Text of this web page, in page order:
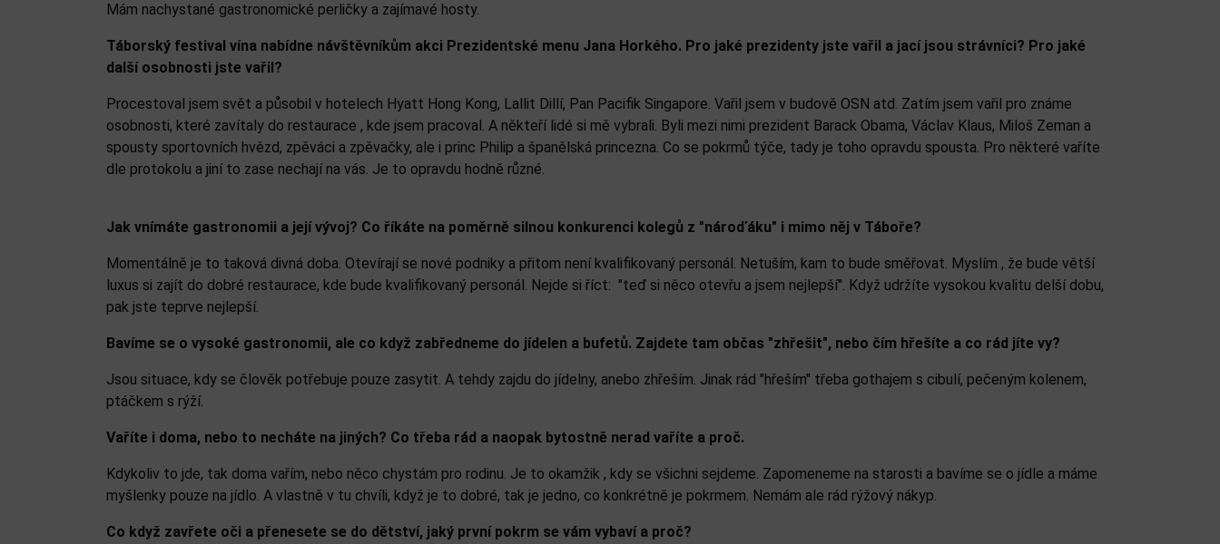
Mám nachystané gastronomické perličky a zajímavé hosty.
Táborský festival vína nabídne návštěvníkům akci Prezidentské menu Jana Horkého. Pro jaké prezidenty jste vařil a jací jsou strávníci? Pro jaké
další osobnosti jste vařil?
Procestoval jsem svět a působil v hotelech Hyatt Hong Kong, Lallit Dillí, Pan Pacifik Singapore. Vařil jsem v budově OSN atd. Zatím jsem vařil pro známe
osobnosti, které zavítaly do restaurace , kde jsem pracoval. A někteří lidé si mě vybrali. Byli mezi nimi prezident Barack Obama, Václav Klaus, Miloš Zeman a
spousty sportovních hvězd, zpěváci a zpěvačky, ale i princ Philip a španělská princezna. Co se pokrmů týče, tady je toho opravdu spousta. Pro některé vaříte
dle protokolu a jiní to zase nechají na vás. Je to opravdu hodně různé.
Jak vnímáte gastronomii a její vývoj? Co říkáte na poměrně silnou konkurenci kolegů z "nároďáku" i mimo něj v Táboře?
Momentálně je to taková divná doba. Otevírají se nové podniky a přitom není kvalifikovaný personál. Netuším, kam to bude směřovat. Myslím , že bude větší
luxus si zajít do dobré restaurace, kde bude kvalifikovaný personál. Nejde si říct: "teď si něco otevřu a jsem nejlepší". Když udržíte vysokou kvalitu delší dobu,
pak jste teprve nejlepší.
Bavíme se o vysoké gastronomii, ale co když zabředneme do jídelen a bufetů. Zajdete tam občas "zhřešit", nebo čím hřešíte a co rád jíte vy?
Jsou situace, kdy se člověk potřebuje pouze zasytit. A tehdy zajdu do jídelny, anebo zhřeším. Jinak rád "hřeším" třeba gothajem s cibulí, pečeným kolenem,
ptáčkem s rýží.
Vaříte i doma, nebo to necháte na jiných? Co třeba rád a naopak bytostně nerad vaříte a proč.
Kdykoliv to jde, tak doma vařím, nebo něco chystám pro rodinu. Je to okamžik , kdy se všichni sejdeme. Zapomeneme na starosti a bavíme se o jídle a máme
myšlenky pouze na jídlo. A vlastně v tu chvíli, když je to dobré, tak je jedno, co konkrétně je pokrmem. Nemám ale rád rýžový nákyp.
Co když zavřete oči a přenesete se do dětství, jaký první pokrm se vám vybaví a proč?